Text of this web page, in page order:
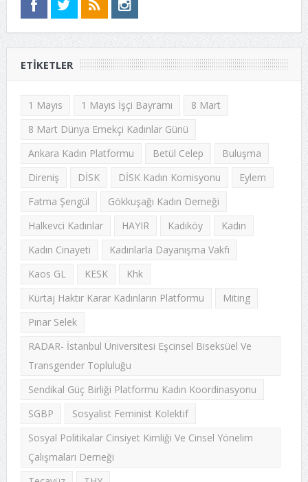
ETIKETLER
1 Mayıs 1 Mayıs İşçi Bayramı
8 Mart
8 Mart Dünya Emekçi Kadınlar Günü
Ankara Kadın Platformu
Betül Celep
Buluşma
Direniş
DİSK DİSK Kadın Komisyonu
Eylem
Fatma Şengül
Gökkuşağı Kadın Derneği
Halkevci Kadınlar
HAYIR Kadıköy
Kadın
Kadın Cinayeti
Kadınlarla Dayanışma Vakfı
Kaos GL
KESK
Khk
Kürtaj Haktır Karar Kadınların Platformu
Miting
Pınar Selek
RADAR- İstanbul Üniversitesi Eşcinsel Biseksüel Ve
Transgender Topluluğu
Sendikal Güç Birliği Platformu Kadın Koordinasyonu
SGBP
Sosyalist Feminist Kolektif
Sosyal Politikalar Cinsiyet Kimliği Ve Cinsel Yönelim
Çalışmaları Derneği